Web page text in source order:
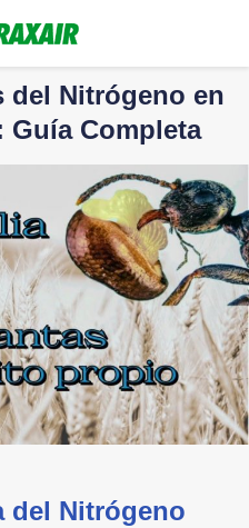
del Nitrógeno en
Guía Completa
del Nitrógeno